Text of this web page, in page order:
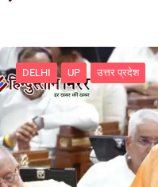
DELHI UP उत्तर प्रदेश